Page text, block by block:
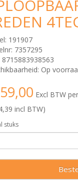
191907
7357295
8715883938563
Op
Excl BTW
incl BTW)
stuks